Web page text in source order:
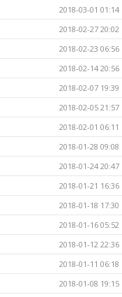
2018-03-01 01:14
2018-02-27 20:02
2018-02-23 06:56
2018-02-14 20:56
2018-02-07 19:39
2018-02-05 21:57
2018-02-01 06:11
2018-01-28 09:08
2018-01-24 20:47
2018-01-21 16:36
2018-01-18 17:30
2018-01-16 05:52
2018-01-12 22:36
2018-01-11 06:18
2018-01-08 19:15